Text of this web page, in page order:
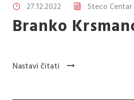
27.12.2022 Steco Centar
Branko
Nastavi čitati